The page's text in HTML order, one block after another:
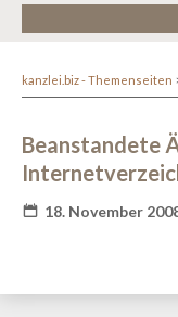
kanzlei.biz - Themenseiten
Beanstandete
18. November